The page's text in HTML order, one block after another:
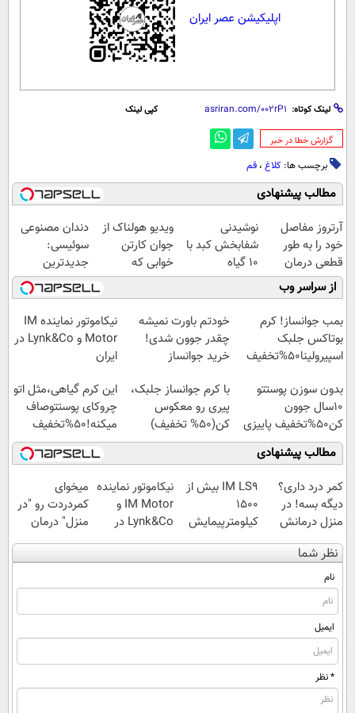
اپلیکیشن عصر ایران
لینک کوتاه: کپی لینک
‌گزارش خطا در خبر
برچسب ها: کلاغ ، قم
مطالب پیشنهادی
آرتروز مفاصل
خود را به طور
قطعی درمان
کنید!
◗پرسش‌نامه◖
نوشیدنی
شفابخش کبد با
10 گیاه
موثر(تخفیف تا
امشب)
ویدیو هولناک از
جوان کارتن
خوابی که
میلیاردر شد.
آموزش رایگان
دندان مصنوعی
سوئیسی:
جدیدترین
فناوری اروپا،
سبک و مقاوم |
پرداخت قسطی
از سراسر وب
بمب جوانساز! کرم
بوتاکس جلبک
اسپیرولینا50%تخفیف
خودتم باورت نمیشه
چقدر جوون شدی!
خرید جوانساز
ویژه
نیکاموتور نماینده IM
Motor و Lynk&Co در
ایران
بدون سوزن پوستتو
10سال جوون
کن50%تخفیف پاییزی
با کرم جوانساز جلبک،
پیری رو معکوس
کن(50% تخفیف)
این کرم گیاهی،مثل اتو
چروکای پوستتوصاف
میکنه!50%تخفیف
مطالب پیشنهادی
کمر درد داری؟
دیگه بسه! در
منزل درمانش
کن
(◀پرسش‌نامه)
IM LS9 بیش از
1500
کیلومترپیمایش
با یکبار شارژ
نیکاموتور نماینده
IM Motor و
Lynk&Co در
ایران
میخوای
کمردردت رو "در
منزل" درمان
کنی؟ (◂فیلم +
◂پرسش‌نامه)
نظر شما
نام
ایمیل
* نظر